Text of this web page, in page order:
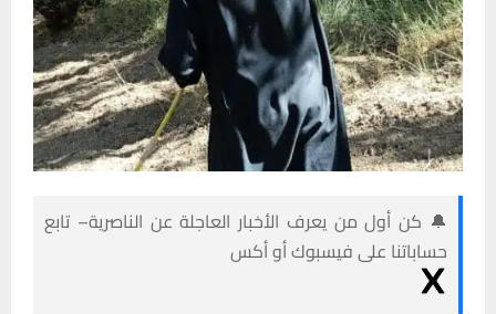
🔔 كن أول من يعرف الأخبار العاجلة عن الناصرية– تابع
حساباتنا على فيسبوك أو أكس